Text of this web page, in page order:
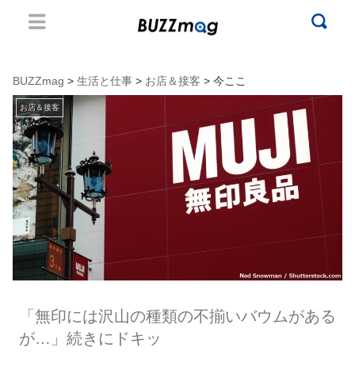
BUZZmag > 生活と仕事 > お店＆接客 > 今ここ
お店＆接客
「無印には沢山の種類の不揃いバウムがある
が…」続きにドキッ